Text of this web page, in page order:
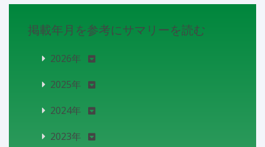
掲載年月を参考にサマリーを読む
2026年
2025年
2024年
2023年